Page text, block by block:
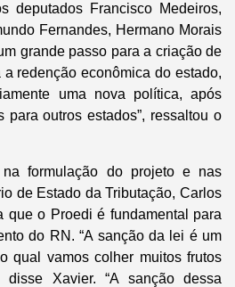
deputados Francisco Medeiros,
Fernandes, Hermano Morais
grande passo para a criação de
redenção econômica do estado,
uma nova política, após
para outros estados”, ressaltou o
na formulação do projeto e nas
de Estado da Tributação, Carlos
que o Proedi é fundamental para
do RN. “A sanção da lei é um
qual vamos colher muitos frutos
disse Xavier. “A sanção dessa